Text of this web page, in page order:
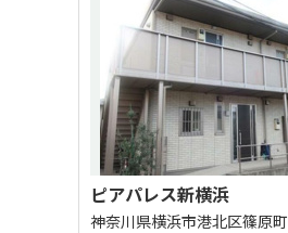
ピアパレス新横浜
神奈川県横浜市港北区篠原町